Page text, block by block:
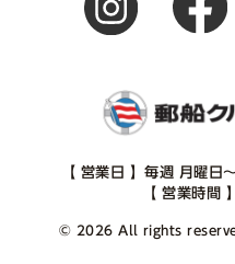
【 営業日 】毎週 月曜日
【 営業時
© 2026 All rights